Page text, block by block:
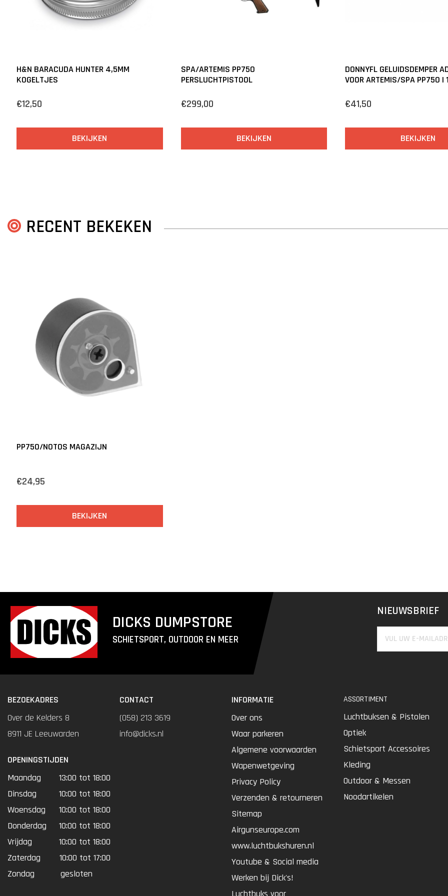
H&N BARACUDA HUNTER 4,5MM
KOGELTJES
€12,50
BEKIJKEN
SPA/ARTEMIS PP750
PERSLUCHTPISTOOL
€299,00
BEKIJKEN
DONNYFL GELUIDSDEMPER
VOOR ARTEMIS/SPA PP750 |
€41,50
BEKIJKEN
RECENT BEKEKEN
PP750/NOTOS MAGAZIJN
€24,95
BEKIJKEN
DICKS DUMPSTORE
SCHIETSPORT, OUTDOOR EN MEER
NIEUWSBRIEF
BEZOEKADRES
Over de Kelders 8
8911 JE Leeuwarden
OPENINGSTIJDEN
Maandag
13:00 tot 18:00
Dinsdag
10:00 tot 18:00
Woensdag
10:00 tot 18:00
Donderdag
10:00 tot 18:00
Vrijdag
10:00 tot 18:00
Zaterdag
10:00 tot 17:00
Zondag
gesloten
CONTACT
(058) 213 3619
info@dicks.nl
INFORMATIE
Over ons
Waar parkeren
Algemene voorwaarden
Wapenwetgeving
Privacy Policy
Verzenden & retourneren
Sitemap
Airgunseurope.com
www.luchtbukshuren.nl
Youtube & Social media
Werken bij Dick's!
Luchtbuks voor
ASSORTIMENT
Luchtbuksen & Pistolen
Optiek
Schietsport Accessoires
Kleding
Outdoor & Messen
Noodartikelen